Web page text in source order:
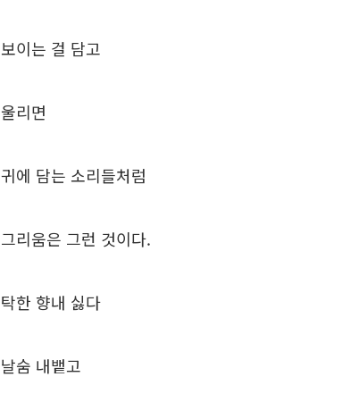
보이는 걸 담고
울리면
귀에 담는 소리들처럼
그리움은 그런 것이다.
탁한 향내 싫다
날숨 내뱉고